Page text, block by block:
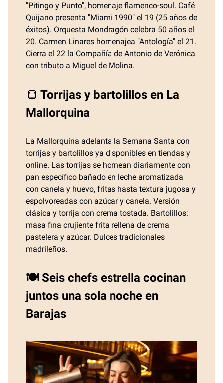
"Pitingo y Punto", homenaje flamenco-soul. Café
Quijano presenta "Miami 1990" el 19 (25 años de
éxitos). Orquesta Mondragón celebra 50 años el
20. Carmen Linares homenajea "Antología" el 21.
Cierra el 22 la Compañía de Antonio de Verónica
con tributo a Miguel de Molina.
🍞 Torrijas y bartolillos en La
Mallorquina
La Mallorquina adelanta la Semana Santa con
torrijas y bartolillos ya disponibles en tiendas y
online. Las torrijas se hornean diariamente con
pan específico bañado en leche aromatizada
con canela y huevo, fritas hasta textura jugosa y
espolvoreadas con azúcar y canela. Versión
clásica y torrija con crema tostada. Bartolillos:
masa fina crujiente frita rellena de crema
pastelera y azúcar. Dulces tradicionales
madrileños.
🍽️ Seis chefs estrella cocinan
juntos una sola noche en
Barajas